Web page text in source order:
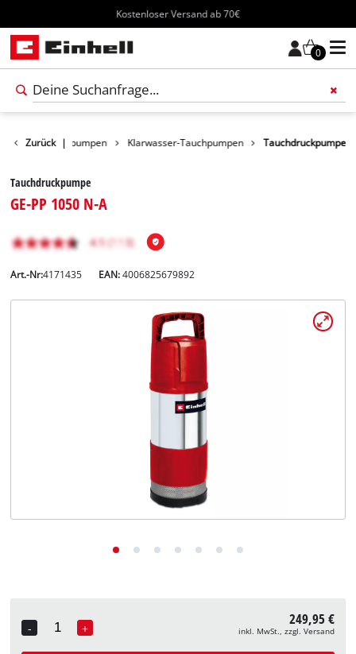
Kostenloser Versand ab 70€
0
Zurück |
Wasserpumpen Klarwasser-Tauchpumpen Tauchdruckpumpe
Tauchdruckpumpe
GE-PP 1050 N-A
Art.-Nr:4171435 EAN:4006825679892
-
Quantity
+ 249,95 €
inkl. MwSt., zzgl. Versand